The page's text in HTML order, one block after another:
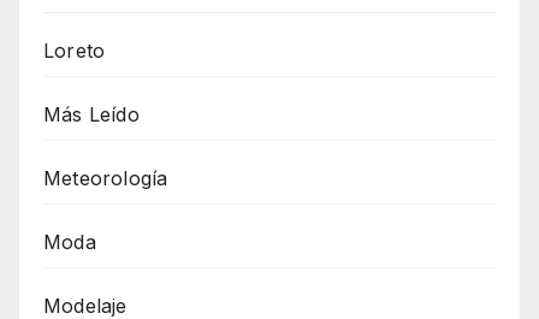
Loreto
Más Leído
Meteorología
Moda
Modelaje